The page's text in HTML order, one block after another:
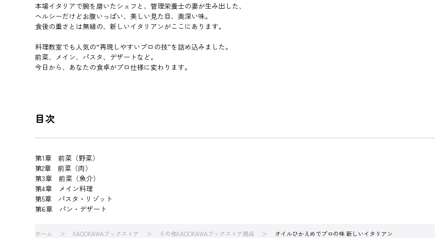
本場イタリアで腕を磨いたシェフと、管理栄養士の妻が生み出した、
ヘルシーだけどお腹いっぱい、美しい見た目、奥深い味。
食後の重さとは無縁の、新しいイタリアンがここにあります。
料理教室でも人気の“再現しやすいプロの技”を詰め込みました。
前菜、メイン、パスタ、デザートなど。
今日から、あなたの食卓がプロ仕様に変わります。
目次
第1章 前菜（野菜）
第2章 前菜（肉）
第3章 前菜（魚介）
第4章 メイン料理
第5章 パスタ・リゾット
第6章 パン・デザート
ホーム KADOKAWAブックストア その他KADOKAWAブックストア商品 オイルひかえめでプロの味 新しいイタリアン